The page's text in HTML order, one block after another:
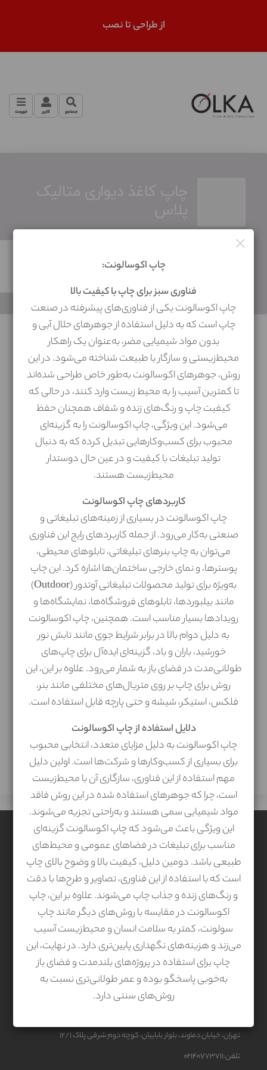
از طراحی تا نصب
جستجو کاربر فهرست
چاپ کاغذ دیواری متالیک
پلاس
مایلید از گالری آماده چاپخانه استفاده کنید یا
میخواهید طرح خاصی را آپلود کنید
انتخاب از
گالری
بارگذاری فایل
فایل ندارم
در دنیای مدرن امروز، یکی از مهم‌ترین مسائلی که همه را
درگیر خود کرده، زیبایی ظاهری است. این فقط به چهره و
ظاهر انسان‌ها محدود نمی‌شود؛ بلکه محدوده وسیعی، از
لباس پوشیدن و مدل مو تا معماری و طراحی دکوراسیون
داخلی ساختمان را نیز در بر می‌گیرد. در این میان، اهمیت
دکوراسیون داخلی منزل، با توجه به این که هر روز با آن
مواجه می‌شویم، انکارناپذیر است.کاغذ دیواری
راحت‌ترین، در دسترس‌ترین و مقرون به صرفه‌ترین
پوشش دهنده‌های سطح دیوار است و تنوع طرح‌ها و
نقش‌های موجود در بازار، آن را به یکی از محبوب‌ترین
پوشش های سطح دیوار تبدیل کرده است.
دسترسی سریع
کالا و خدمات
دسته بندی بر اساس کاربرد
تماس با ما
درباره ما
درباره ما
تهران، خیابان دماوند، بلوار باباییان، کوچه دوم شرقی پلاک 12/1
تلفن:02140773711
چاپ اکوسالونت:
فناوری سبز برای چاپ با کیفیت بالا
چاپ اکوسالونت یکی از فناوری‌های پیشرفته در صنعت
چاپ است که به دلیل استفاده از جوهرهای حلال آبی و
بدون مواد شیمیایی مضر، به‌عنوان یک راهکار
محیط‌زیستی و سازگار با طبیعت شناخته می‌شود. در این
روش، جوهرهای اکوسالونت به‌طور خاص طراحی شده‌اند
تا کمترین آسیب را به محیط زیست وارد کنند، در حالی که
کیفیت چاپ و رنگ‌های زنده و شفاف همچنان حفظ
می‌شود. این ویژگی، چاپ اکوسالونت را به گزینه‌ای
محبوب برای کسب‌وکارهایی تبدیل کرده که به دنبال
تولید تبلیغات با کیفیت و در عین حال دوستدار
محیط‌زیست هستند.
کاربردهای چاپ اکوسالونت
چاپ اکوسالونت در بسیاری از زمینه‌های تبلیغاتی و
صنعتی به‌کار می‌رود. از جمله کاربردهای رایج این فناوری
می‌توان به چاپ بنرهای تبلیغاتی، تابلوهای محیطی،
پوسترها، و نمای خارجی ساختمان‌ها اشاره کرد. این چاپ
به‌ویژه برای تولید محصولات تبلیغاتی آوتدور (Outdoor)
مانند بیلبوردها، تابلوهای فروشگاه‌ها، نمایشگاه‌ها و
رویدادها بسیار مناسب است. همچنین، چاپ اکوسالونت
به دلیل دوام بالا در برابر شرایط جوی مانند تابش نور
خورشید، باران و باد، گزینه‌ای ایده‌آل برای چاپ‌های
طولانی‌مدت در فضای باز به شمار می‌رود. علاوه بر این، این
روش برای چاپ بر روی متریال‌های مختلفی مانند بنر،
فلکس، استیکر، شیشه و حتی پارچه قابل استفاده است.
دلایل استفاده از چاپ اکوسالونت
چاپ اکوسالونت به دلیل مزایای متعدد، انتخابی محبوب
برای بسیاری از کسب‌وکارها و شرکت‌ها است. اولین دلیل
مهم استفاده از این فناوری، سازگاری آن با محیط‌زیست
است، چرا که جوهرهای استفاده شده در این روش فاقد
مواد شیمیایی سمی هستند و به‌راحتی تجزیه می‌شوند.
این ویژگی باعث می‌شود که چاپ اکوسالونت گزینه‌ای
مناسب برای تبلیغات در فضاهای عمومی و محیط‌های
طبیعی باشد. دومین دلیل، کیفیت بالا و وضوح بالای چاپ
است که با استفاده از این فناوری، تصاویر و طرح‌ها با دقت
و رنگ‌های زنده و جذاب چاپ می‌شوند. علاوه بر این، چاپ
اکوسالونت در مقایسه با روش‌های دیگر مانند چاپ
سولونت، کمتر به سلامت انسان و محیط‌زیست آسیب
می‌زند و هزینه‌های نگهداری پایین‌تری دارد. در نهایت، این
چاپ برای استفاده در پروژه‌های بلندمدت و فضای باز
به‌خوبی پاسخگو بوده و عمر طولانی‌تری نسبت به
روش‌های سنتی دارد.
×